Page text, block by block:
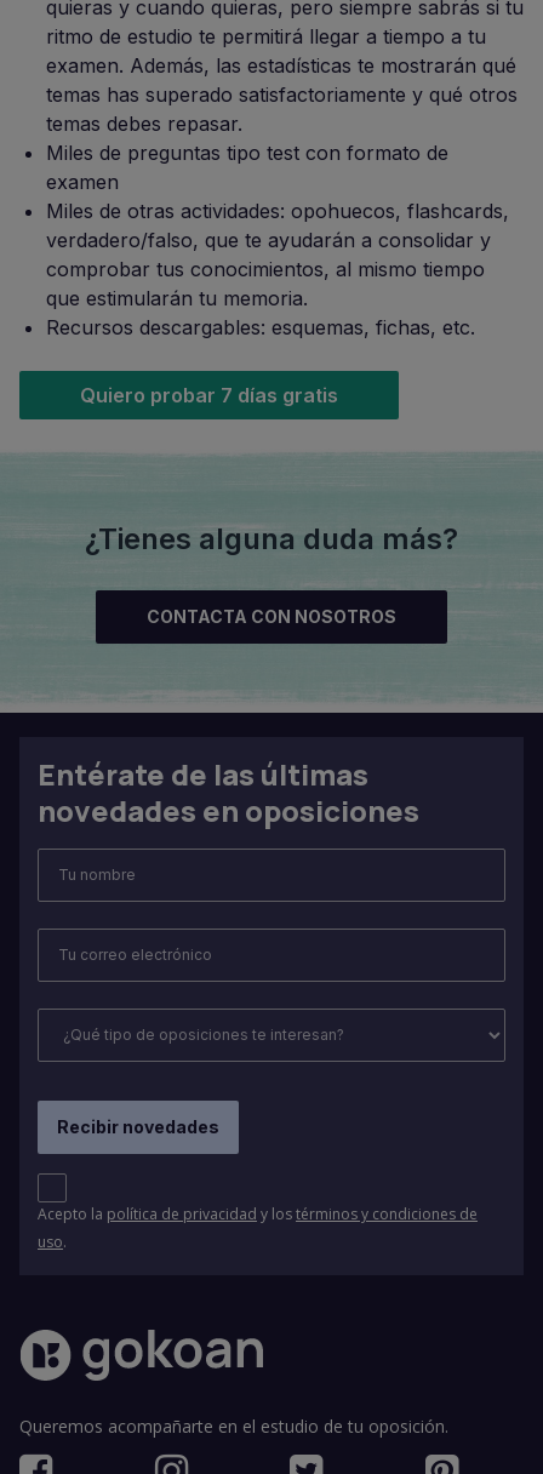
quieras y cuando quieras, pero siempre sabrás si tu
ritmo de estudio te permitirá llegar a tiempo a tu
examen. Además, las estadísticas te mostrarán qué
temas has superado satisfactoriamente y qué otros
temas debes repasar.
Miles de preguntas tipo test con formato de
examen
Miles de otras actividades: opohuecos, flashcards,
verdadero/falso, que te ayudarán a consolidar y
comprobar tus conocimientos, al mismo tiempo
que estimularán tu memoria.
Recursos descargables: esquemas, fichas, etc.
Quiero probar 7 días gratis
¿Tienes alguna duda más?
CONTACTA CON NOSOTROS
Entérate de las últimas
novedades en oposiciones
Acepto la política de privacidad y lostérminos y condiciones de
uso.
Queremos acompañarte en el estudio de tu oposición.